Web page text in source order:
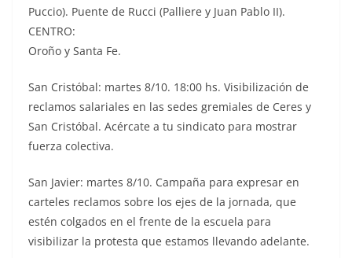
Puccio). Puente de Rucci (Palliere y Juan Pablo II).
CENTRO:
Oroño y Santa Fe.
San Cristóbal: martes 8/10. 18:00 hs. Visibilización de
reclamos salariales en las sedes gremiales de Ceres y
San Cristóbal. Acércate a tu sindicato para mostrar
fuerza colectiva.
San Javier: martes 8/10. Campaña para expresar en
carteles reclamos sobre los ejes de la jornada, que
estén colgados en el frente de la escuela para
visibilizar la protesta que estamos llevando adelante.